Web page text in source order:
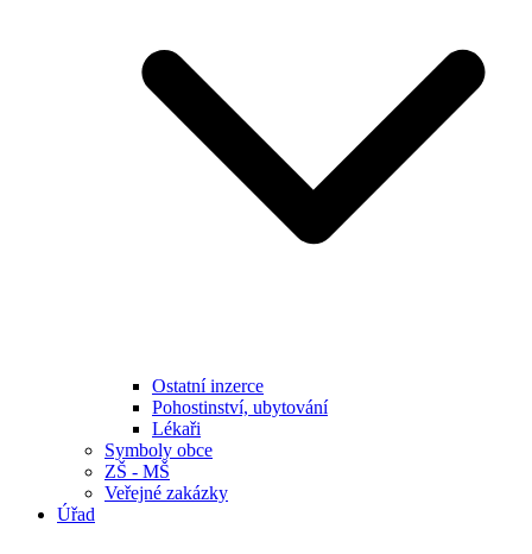
Ostatní inzerce
Pohostinství, ubytování
Lékaři
Symboly obce
ZŠ - MŠ
Veřejné zakázky
Úřad